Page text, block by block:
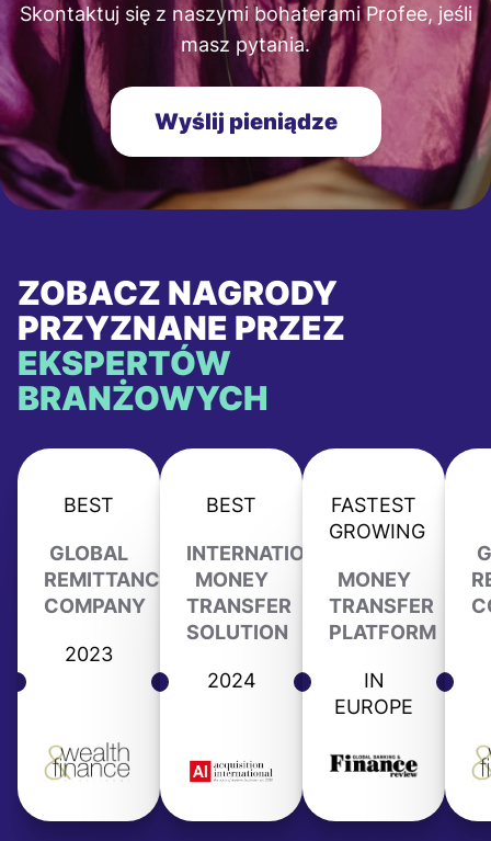
Skontaktuj się z naszymi bohaterami Profee, jeśli
masz pytania.
Wyślij pieniądze
ZOBACZ NAGRODY
PRZYZNANE PRZEZ
EKSPERTÓW
BRANŻOWYCH
BEST
GLOBAL
REMITTANCE
COMPANY
2023
BEST
INTERNATIONAL
MONEY
TRANSFER
SOLUTION
2024
FASTEST
GROWING
MONEY
TRANSFER
PLATFORM
IN
EUROPE